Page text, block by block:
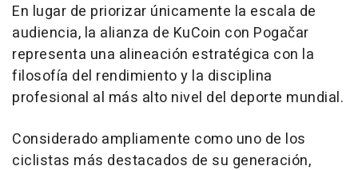
En lugar de priorizar únicamente la escala de
audiencia, la alianza de KuCoin con Pogačar
representa una alineación estratégica con la
filosofía del rendimiento y la disciplina
profesional al más alto nivel del deporte mundial.
Considerado ampliamente como uno de los
ciclistas más destacados de su generación,